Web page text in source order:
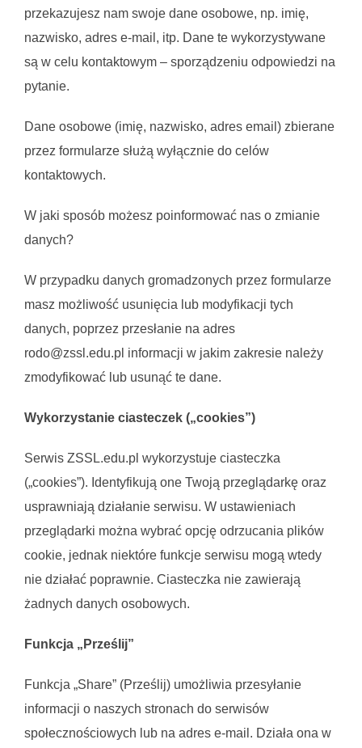
przekazujesz nam swoje dane osobowe, np. imię,
nazwisko, adres e-mail, itp. Dane te wykorzystywane
są w celu kontaktowym – sporządzeniu odpowiedzi na
pytanie.
Dane osobowe (imię, nazwisko, adres email) zbierane
przez formularze służą wyłącznie do celów
kontaktowych.
W jaki sposób możesz poinformować nas o zmianie
danych?
W przypadku danych gromadzonych przez formularze
masz możliwość usunięcia lub modyfikacji tych
danych, poprzez przesłanie na adres
rodo@zssl.edu.pl informacji w jakim zakresie należy
zmodyfikować lub usunąć te dane.
Wykorzystanie ciasteczek („cookies”)
Serwis ZSSL.edu.pl wykorzystuje ciasteczka
(„cookies”). Identyfikują one Twoją przeglądarkę oraz
usprawniają działanie serwisu. W ustawieniach
przeglądarki można wybrać opcję odrzucania plików
cookie, jednak niektóre funkcje serwisu mogą wtedy
nie działać poprawnie. Ciasteczka nie zawierają
żadnych danych osobowych.
Funkcja „Prześlij”
Funkcja „Share” (Prześlij) umożliwia przesyłanie
informacji o naszych stronach do serwisów
społecznościowych lub na adres e-mail. Działa ona w